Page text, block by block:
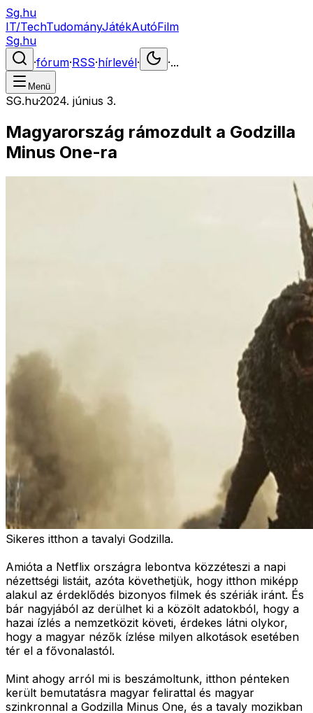
Sg.hu
IT/TechTudományJátékAutóFilm
Sg.hu
·fórum·RSS·hírlevél· ·...
Menü
SG.hu·2024. június 3.
Magyarország rámozdult a Godzilla
Minus One-ra
Sikeres itthon a tavalyi Godzilla.
Amióta a Netflix országra lebontva közzéteszi a napi
nézettségi listáit, azóta követhetjük, hogy itthon miképp
alakul az érdeklődés bizonyos filmek és szériák iránt. És
bár nagyjából az derülhet ki a közölt adatokból, hogy a
hazai ízlés a nemzetközit követi, érdekes látni olykor,
hogy a magyar nézők ízlése milyen alkotások esetében
tér el a fővonalastól.
Mint ahogy arról mi is beszámoltunk, itthon pénteken
került bemutatásra magyar felirattal és magyar
szinkronnal a Godzilla Minus One, és a tavaly mozikban